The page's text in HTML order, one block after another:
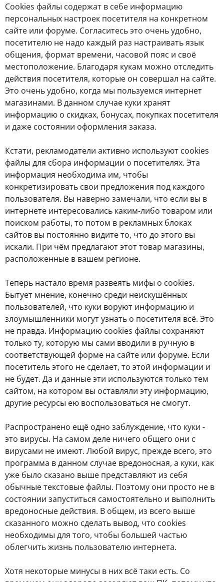
Cookies файлы содержат в себе информацию
персональных настроек посетителя на конкретном
сайте или форуме. Согласитесь это очень удобно,
посетителю не надо каждый раз настраивать язык
общения, формат времени, часовой пояс и своё
местоположение. Благодаря кукам можно отследить
действия посетителя, которые он совершал на сайте.
Это очень удобно, когда мы пользуемся интернет
магазинами. В данном случае куки хранят
информацию о скидках, бонусах, покупках посетителя
и даже состоянии оформления заказа.
Кстати, рекламодатели активно используют cookies
файлы для сбора информации о посетителях. Эта
информация необходима им, чтобы
конкретизировать свои предложения под каждого
пользователя. Вы наверно замечали, что если вы в
интернете интересовались каким-либо товаром или
поиском работы, то потом в рекламных блоках
сайтов вы постоянно видите то, что до этого вы
искали. При чём предлагают этот товар магазины,
расположенные в вашем регионе.
Теперь настало время развеять мифы о cookies.
Бытует мнение, конечно среди неискушённых
пользователей, что куки воруют информацию и
злоумышленники могут узнать о посетителя всё. Это
не правда. Информацию cookies файлы сохраняют
только ту, которую мы сами вводили в ручную в
соответствующей форме на сайте или форуме. Если
посетитель этого не сделает, то этой информации и
не будет. Да и данные эти используются только тем
сайтом, на котором вы оставляли эту информацию,
другие ресурсы ею воспользоваться не смогут.
Распространено ещё одно заблуждение, что куки -
это вирусы. На самом деле ничего общего они с
вирусами не имеют. Любой вирус, прежде всего, это
программа в данном случае вредоносная, а куки, как
уже было сказано выше представляют из себя
обычные текстовые файлы. Поэтому они просто не в
состоянии запуститься самостоятельно и выполнить
вредоносные действия. В общем, из всего выше
сказанного можно сделать вывод, что cookies
необходимы для того, чтобы большей частью
облегчить жизнь пользователю интернета.
Хотя некоторые минусы в них всё таки есть. Со